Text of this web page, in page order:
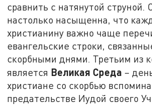
сравнить с натянутой струной.
настолько насыщенна, что
христианину важно чаще
евангельские строки,
скорбными днями. Третьим из
является Великая Среда –
христиане со скорбью
предательстве Иудой своего